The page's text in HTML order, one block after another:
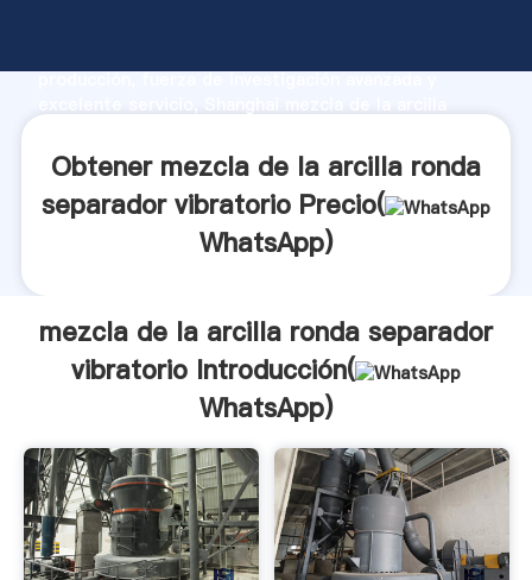
producción, fuerza de investigación avanzada y
aporta valores a todos los clientes.
Obtener mezcla de la arcilla ronda
separador vibratorio Precio(
WhatsApp)
mezcla de la arcilla ronda separador
vibratorio Introducción(
WhatsApp)